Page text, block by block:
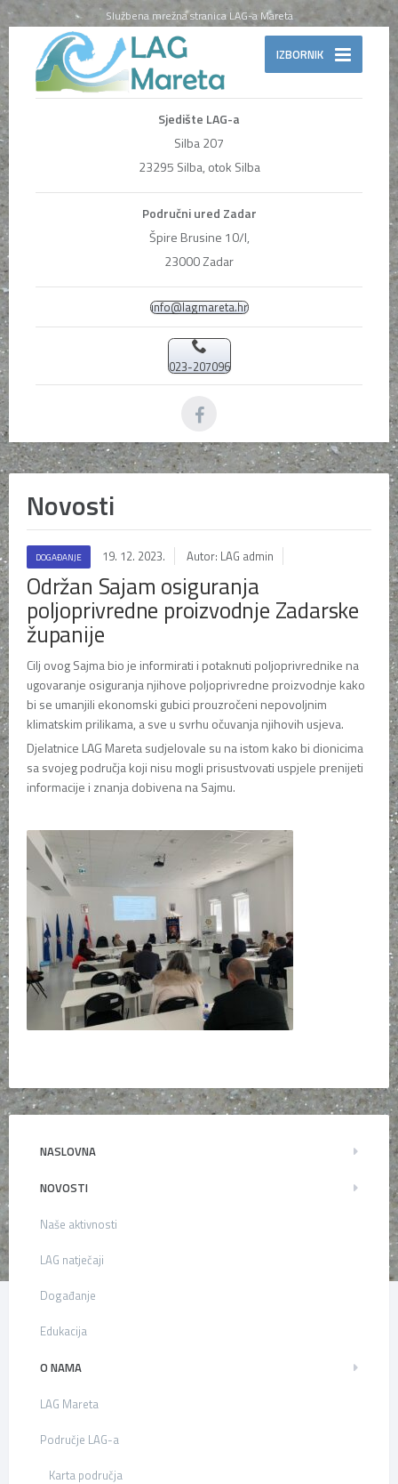
Službena mrežna stranica LAG-a Mareta
IZBORNIK
Sjedište LAG-a
Silba 207
23295 Silba, otok Silba
Područni ured Zadar
Špire Brusine 10/I,
23000 Zadar
info@lagmareta.hr
023-207096
Novosti
DOGAĐANJE 19. 12. 2023. Autor: LAG admin
Održan Sajam osiguranja
poljoprivredne proizvodnje Zadarske
županije
Cilj ovog Sajma bio je informirati i potaknuti poljoprivrednike na
ugovaranje osiguranja njihove poljoprivredne proizvodnje kako
bi se umanjili ekonomski gubici prouzročeni nepovoljnim
klimatskim prilikama, a sve u svrhu očuvanja njihovih usjeva.
Djelatnice LAG Mareta sudjelovale su na istom kako bi dionicima
sa svojeg područja koji nisu mogli prisustvovati uspjele prenijeti
informacije i znanja dobivena na Sajmu.
NASLOVNA
NOVOSTI
Naše aktivnosti
LAG natječaji
Događanje
Edukacija
O NAMA
LAG Mareta
Područje LAG-a
Karta područja